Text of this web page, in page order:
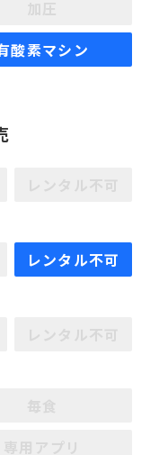
酸素マシン
レンタル不可